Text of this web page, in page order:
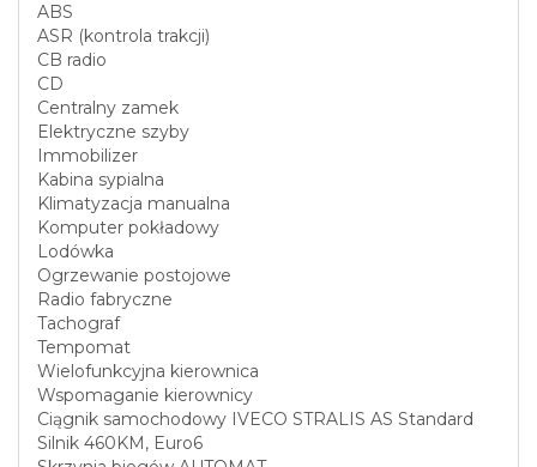
ABS
ASR (kontrola trakcji)
CB radio
CD
Centralny zamek
Elektryczne szyby
Immobilizer
Kabina sypialna
Klimatyzacja manualna
Komputer pokładowy
Lodówka
Ogrzewanie postojowe
Radio fabryczne
Tachograf
Tempomat
Wielofunkcyjna kierownica
Wspomaganie kierownicy
Ciągnik samochodowy IVECO STRALIS AS Standard
Silnik 460KM, Euro6